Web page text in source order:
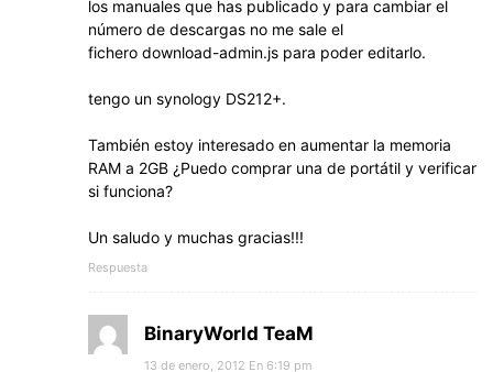
los manuales que has publicado y para cambiar el
número de descargas no me sale el
fichero download-admin.js para poder editarlo.
tengo un synology DS212+.
También estoy interesado en aumentar la memoria
RAM a 2GB ¿Puedo comprar una de portátil y verificar
si funciona?
Un saludo y muchas gracias!!!
Respuesta
BinaryWorld TeaM
13 de enero, 2012 En 6:19 pm